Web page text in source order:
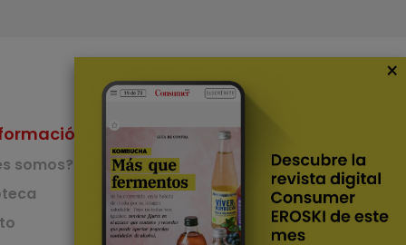
somos?
Nuestras Apps
App de recetas
×